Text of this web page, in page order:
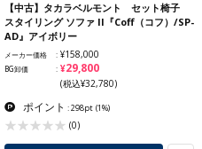
【中古】タカラベルモント セット椅子
スタイリング ソファ II『Coff（コフ）/SP-
AD』アイボリー
メーカー価格 ¥158,000
BG卸価 ¥29,800
(税込¥32,780)
ポイント : 298pt (1%)
(0)